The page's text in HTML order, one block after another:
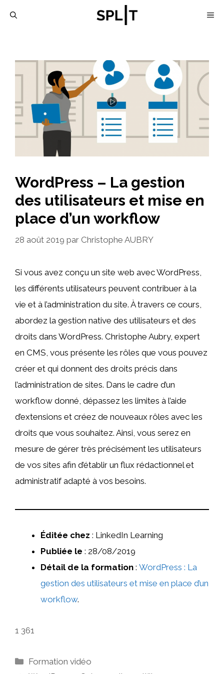
WordPress – La gestion
des utilisateurs et mise en
place d’un workflow
28 août 2019 par Christophe AUBRY
Si vous avez conçu un site web avec WordPress,
les différents utilisateurs peuvent contribuer à la
vie et à l’administration du site. À travers ce cours,
abordez la gestion native des utilisateurs et des
droits dans WordPress. Christophe Aubry, expert
en CMS, vous présente les rôles que vous pouvez
créer et qui donnent des droits précis dans
l’administration de sites. Dans le cadre d’un
workflow donné, dépassez les limites à l’aide
d’extensions et créez de nouveaux rôles avec les
droits que vous souhaitez. Ainsi, vous serez en
mesure de gérer très précisément les utilisateurs
de vos sites afin d’établir un flux rédactionnel et
administratif adapté à vos besoins.
Éditée chez : LinkedIn Learning
Publiée le : 28/08/2019
Détail de la formation : WordPress : La
gestion des utilisateurs et mise en place d’un
workflow.
1 361
Catégories
Formation vidéo